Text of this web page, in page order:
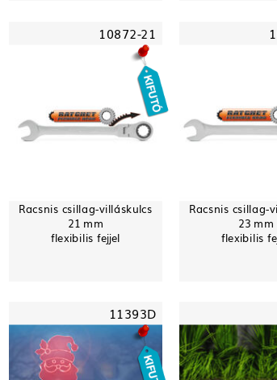
10872-21
Racsnis csillag-villáskulcs
21 mm
flexibilis fejjel
Racsnis csillag-
23 mm
flexibilis
11393D